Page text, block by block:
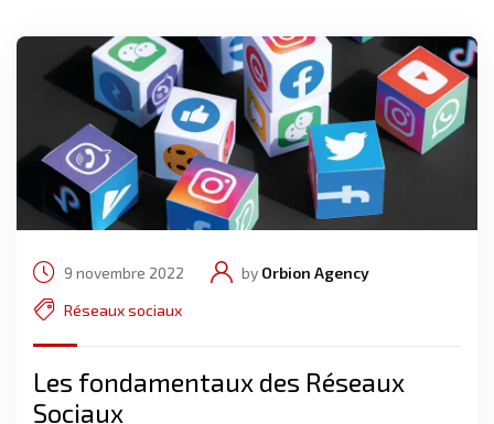
9 novembre 2022 by Orbion Agency
Réseaux sociaux
Les fondamentaux des Réseaux
Sociaux